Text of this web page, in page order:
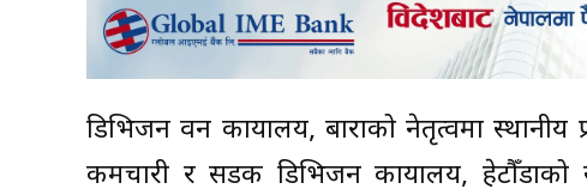
डिभिजन वन कार्यालय, बाराको नेतृत्वमा स्थानीय
कर्मचारी र सडक डिभिजन कार्यालय,